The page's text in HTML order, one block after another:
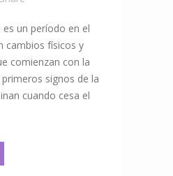
es un período en el
cambios físicos y
comienzan con la
signos de la
cuando cesa el